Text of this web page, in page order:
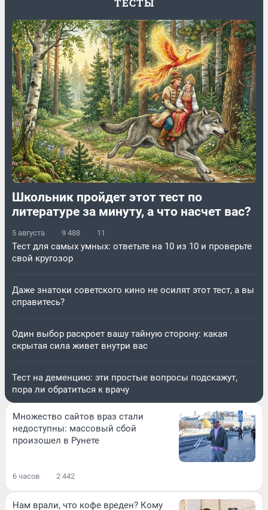
ТЕСТЫ
Школьник пройдет этот тест по
литературе за минуту, а что насчет вас?
5 августа 9 488 11
Тест для самых умных: ответьте на 10 из 10 и проверьте
свой кругозор
Даже знатоки советского кино не осилят этот тест, а вы
справитесь?
Один выбор раскроет вашу тайную сторону: какая
скрытая сила живет внутри вас
Тест на деменцию: эти простые вопросы подскажут,
пора ли обратиться к врачу
Множество сайтов враз стали
недоступны: массовый сбой
произошел в Рунете
6 часов 2 442
Нам врали, что кофе вреден? Кому